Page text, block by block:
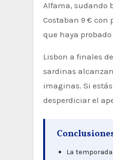
Alfama, sudando
Costaban 9 €
que haya
Lisbon a finales
sardinas
imaginas. Si
desperdiciar el
La